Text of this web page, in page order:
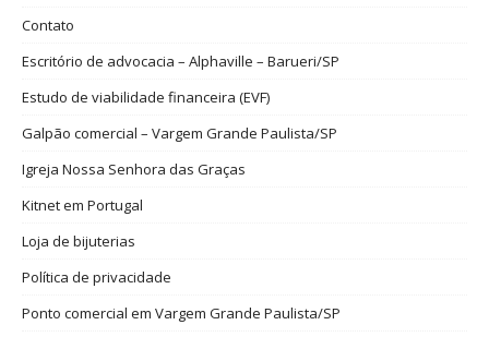
Contato
Escritório de advocacia – Alphaville – Barueri/SP
Estudo de viabilidade financeira (EVF)
Galpão comercial – Vargem Grande Paulista/SP
Igreja Nossa Senhora das Graças
Kitnet em Portugal
Loja de bijuterias
Política de privacidade
Ponto comercial em Vargem Grande Paulista/SP